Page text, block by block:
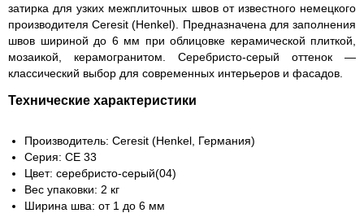
затирка для узких межплиточных швов от известного немецкого
производителя Ceresit (Henkel). Предназначена для заполнения
швов шириной до 6 мм при облицовке керамической плиткой,
мозаикой, керамогранитом. Серебристо-серый оттенок —
классический выбор для современных интерьеров и фасадов.
Технические характеристики
Производитель: Ceresit (Henkel, Германия)
Серия: CE 33
Цвет: серебристо-серый(04)
Вес упаковки: 2 кг
Ширина шва: от 1 до 6 мм